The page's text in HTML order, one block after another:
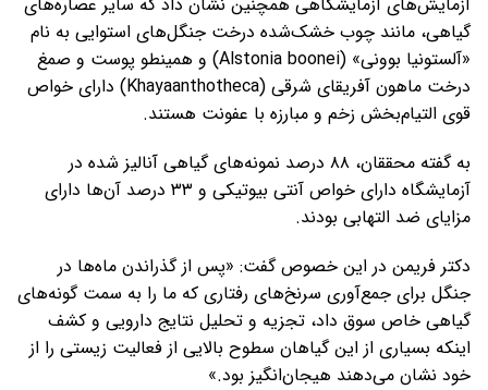
گیاهی، مانند چوب خشک‌شده درخت جنگل‌های استوایی به نام
«آلستونیا بوونی» (Alstonia boonei) و همینطو پوست و صمغ
درخت ماهون آفریقای شرقی (Khayaanthotheca) دارای خواص
قوی التیام‌بخش زخم و مبارزه با عفونت هستند.
به گفته محققان، ۸۸ درصد نمونه‌های گیاهی آنالیز شده در
آزمایشگاه دارای خواص آنتی بیوتیکی و ۳۳ درصد آن‌ها دارای
مزایای ضد التهابی بودند.
دکتر فریمن در این خصوص گفت: «پس از گذراندن ماه‌ها در
جنگل برای جمع‌آوری سرنخ‌های رفتاری که ما را به سمت گونه‌های
گیاهی خاص سوق داد، تجزیه و تحلیل نتایج دارویی و کشف
اینکه بسیاری از این گیاهان سطوح بالایی از فعالیت زیستی را از
خود نشان می‌دهند هیجان‌انگیز بود.»